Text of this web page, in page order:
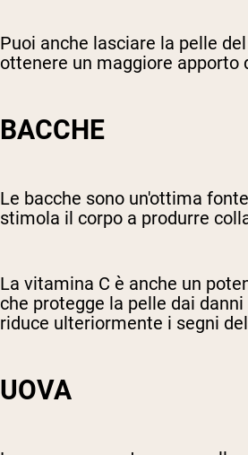
Puoi anche lasciare la pelle
ottenere un maggiore apporto
BACCHE
Le bacche sono un'ottima
stimola il corpo a produrre
La vitamina C è anche un
che protegge la pelle dai
riduce ulteriormente i segni
UOVA